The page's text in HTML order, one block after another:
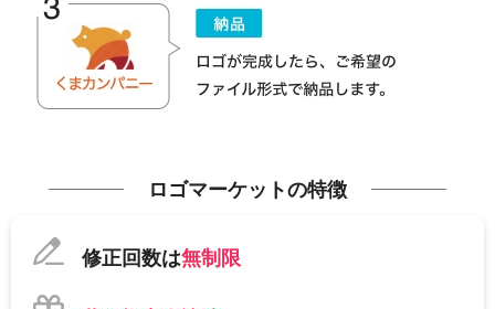
ロゴマーケットの特徴
修正回数は無制限